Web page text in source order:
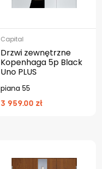
Capital
Drzwi zewnętrzne
Kopenhaga 5p Black
Uno PLUS
piana 55
3 959.00 zł